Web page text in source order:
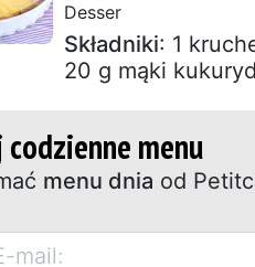
Desser
Składniki: 1
20 g mąki
menu
menu dnia od